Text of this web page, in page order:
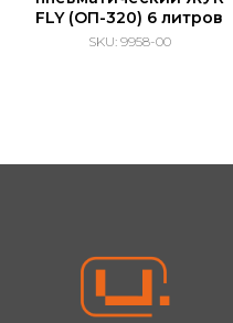
FLY (ОП-320) 6 литров
SKU: 9958-00